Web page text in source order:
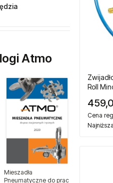
lotniczego
ATA
Atmo
Mieszadła
Pneumatyczne do prac
Roll
Cena